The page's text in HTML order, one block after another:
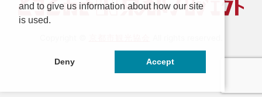
and to give us information about how our site
is used.
Deny Accept